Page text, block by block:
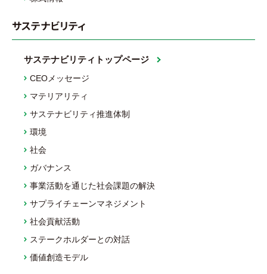
サステナビリティ
サステナビリティトップページ
CEOメッセージ
マテリアリティ
サステナビリティ推進体制
環境
社会
ガバナンス
事業活動を通じた社会課題の解決
サプライチェーンマネジメント
社会貢献活動
ステークホルダーとの対話
価値創造モデル